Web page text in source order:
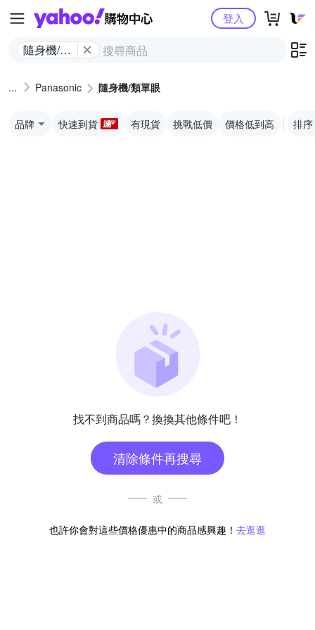
Yahoo購物中心
隨身機/類
登入
Panasonic 隨身機/類單眼
品牌 快速到貨 有現貨 挑戰低價 價格低到高 排序
找不到商品嗎？換換其他條件吧！
清除條件再搜尋
或
也許你會對這些價格優惠中的商品感興趣！ 去逛逛